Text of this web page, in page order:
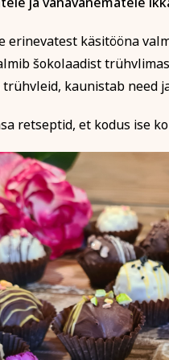
Kodu
erinevatest käsitööna
šokolaadist
kaunistab need
retseptid, et kodus ise
Isikukood
Sisesta osaleja
Tasumine
Tasun ise
Tasub teine
Tasub muu
(Nt ettevõte,